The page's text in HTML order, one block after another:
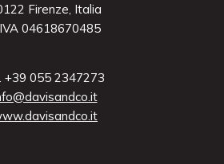
Firenze, Italia
04618670485
+39 055 2347273